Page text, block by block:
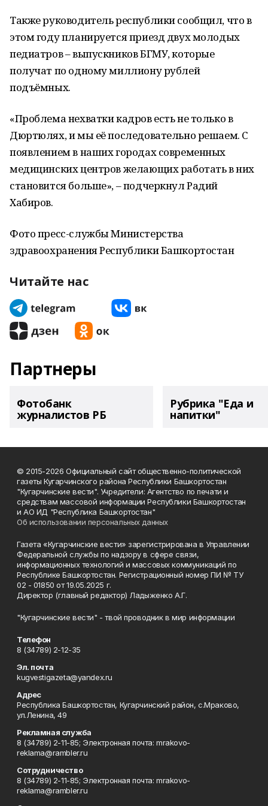
Также руководитель республики сообщил, что в
этом году планируется приезд двух молодых
педиатров ‒ выпускников БГМУ, которые
получат по одному миллиону рублей
подъёмных.
«Проблема нехватки кадров есть не только в
Дюртюлях, и мы её последовательно решаем. С
появлением в наших городах современных
медицинских центров желающих работать в них
становится больше», ‒ подчеркнул Радий
Хабиров.
Фото пресс-службы Министерства
здравоохранения Республики Башкортостан
Читайте нас
Партнеры
Фотобанк
журналистов РБ
Рубрика "Еда и
напитки"
© 2015-2026 Официальный сайт общественно-политической
газеты Кугарчинского района Республики Башкортостан
"Кугарчинские вести". Учредители: Агентство по печати и
средствам массовой информации Республики Башкортостан
и АО ИД "Республика Башкортостан"
Об использовании персональных данных
Газета «Кугарчинские вести» зарегистрирована в Управлении
Федеральной службы по надзору в сфере связи,
информационных технологий и массовых коммуникаций по
Республике Башкортостан. Регистрационный номер ПИ № ТУ
02 - 01850 от 19.05.2025 г.
Директор (главный редактор) Ладыженко А.Г.
"Кугарчинские вести" - твой проводник в мир информации
Телефон
8 (34789) 2-12-35
Эл. почта
kugvestigazeta@yandex.ru
Адрес
Республика Башкортостан, Кугарчинский район, с.Мраково,
ул.Ленина, 49
Рекламная служба
8 (34789) 2-11-85; Электронная почта: mrakovo-
reklama@rambler.ru
Сотрудничество
8 (34789) 2-11-85; Электронная почта: mrakovo-
reklama@rambler.ru